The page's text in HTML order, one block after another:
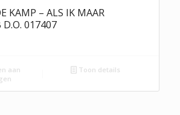
KAMP – ALS IK MAAR
D.O. 017407
aan
Toon details